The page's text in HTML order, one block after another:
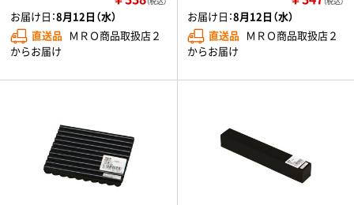
お届け日：8月12日（水）
直送品 ＭＲＯ商品取扱店２
からお届け
お届け日：8月12日（水）
直送品 ＭＲＯ商品取扱店２
からお届け